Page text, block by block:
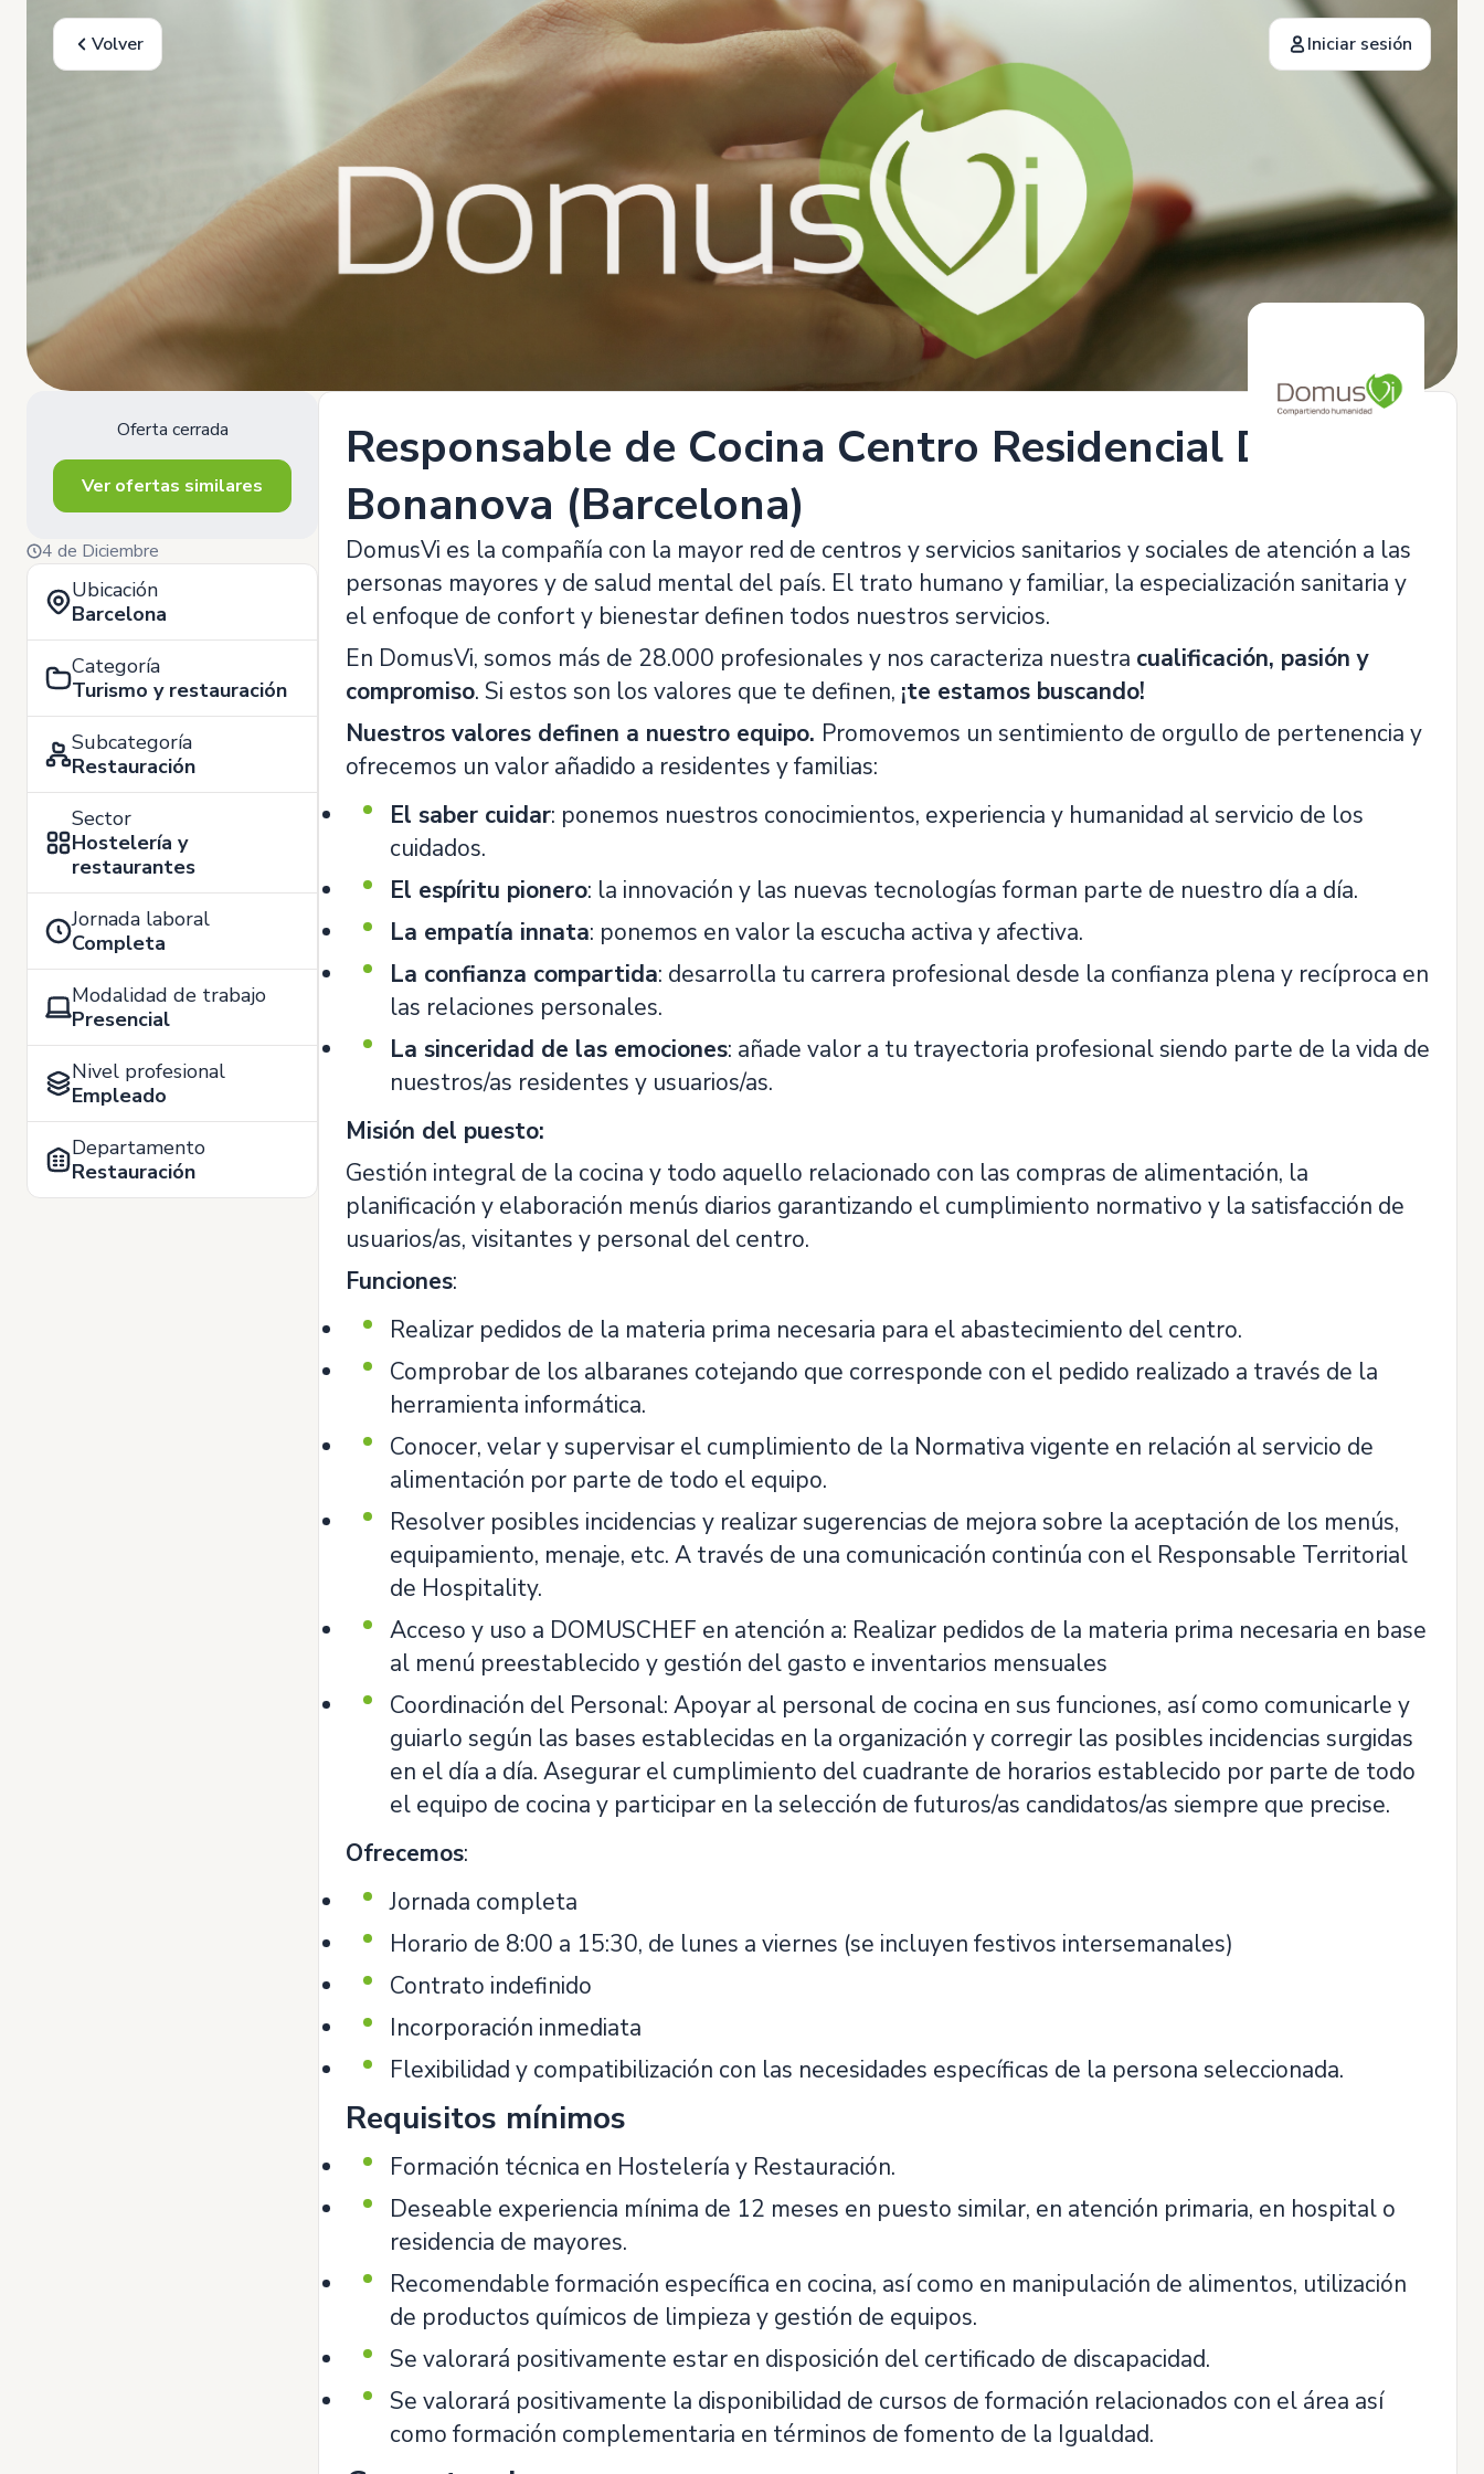
Volver Iniciar sesión
Oferta cerrada
Ver ofertas similares
4 de Diciembre
Ubicación
Barcelona
Categoría
Turismo y restauración
Subcategoría
Restauración
Sector
Hostelería y
restaurantes
Jornada laboral
Completa
Modalidad de trabajo
Presencial
Nivel profesional
Empleado
Departamento
Restauración
Responsable de Cocina Centro Residencial DomusVi
Bonanova (Barcelona)
DomusVi es la compañía con la mayor red de centros y servicios sanitarios y sociales de atención a las
personas mayores y de salud mental del país. El trato humano y familiar, la especialización sanitaria y
el enfoque de confort y bienestar definen todos nuestros servicios.
En DomusVi, somos más de 28.000 profesionales y nos caracteriza nuestra cualificación, pasión y
compromiso. Si estos son los valores que te definen, ¡te estamos buscando!
Nuestros valores definen a nuestro equipo. Promovemos un sentimiento de orgullo de pertenencia y
ofrecemos un valor añadido a residentes y familias:
El saber cuidar: ponemos nuestros conocimientos, experiencia y humanidad al servicio de los
cuidados.
El espíritu pionero: la innovación y las nuevas tecnologías forman parte de nuestro día a día.
La empatía innata: ponemos en valor la escucha activa y afectiva.
La confianza compartida: desarrolla tu carrera profesional desde la confianza plena y recíproca en
las relaciones personales.
La sinceridad de las emociones: añade valor a tu trayectoria profesional siendo parte de la vida de
nuestros/as residentes y usuarios/as.
Misión del puesto:
Gestión integral de la cocina y todo aquello relacionado con las compras de alimentación, la
planificación y elaboración menús diarios garantizando el cumplimiento normativo y la satisfacción de
usuarios/as, visitantes y personal del centro.
Funciones:
Realizar pedidos de la materia prima necesaria para el abastecimiento del centro.
Comprobar de los albaranes cotejando que corresponde con el pedido realizado a través de la
herramienta informática.
Conocer, velar y supervisar el cumplimiento de la Normativa vigente en relación al servicio de
alimentación por parte de todo el equipo.
Resolver posibles incidencias y realizar sugerencias de mejora sobre la aceptación de los menús,
equipamiento, menaje, etc. A través de una comunicación continúa con el Responsable Territorial
de Hospitality.
Acceso y uso a DOMUSCHEF en atención a: Realizar pedidos de la materia prima necesaria en base
al menú preestablecido y gestión del gasto e inventarios mensuales
Coordinación del Personal: Apoyar al personal de cocina en sus funciones, así como comunicarle y
guiarlo según las bases establecidas en la organización y corregir las posibles incidencias surgidas
en el día a día. Asegurar el cumplimiento del cuadrante de horarios establecido por parte de todo
el equipo de cocina y participar en la selección de futuros/as candidatos/as siempre que precise.
Ofrecemos:
Jornada completa
Horario de 8:00 a 15:30, de lunes a viernes (se incluyen festivos intersemanales)
Contrato indefinido
Incorporación inmediata
Flexibilidad y compatibilización con las necesidades específicas de la persona seleccionada.
Requisitos mínimos
Formación técnica en Hostelería y Restauración.
Deseable experiencia mínima de 12 meses en puesto similar, en atención primaria, en hospital o
residencia de mayores.
Recomendable formación específica en cocina, así como en manipulación de alimentos, utilización
de productos químicos de limpieza y gestión de equipos.
Se valorará positivamente estar en disposición del certificado de discapacidad.
Se valorará positivamente la disponibilidad de cursos de formación relacionados con el área así
como formación complementaria en términos de fomento de la Igualdad.